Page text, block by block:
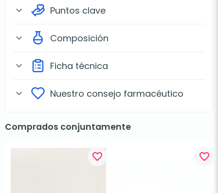
expand_more Puntos clave
expand_more Composición
expand_more Ficha técnica
expand_more Nuestro consejo farmacéutico
Comprados conjuntamente
favorite_border favorite_border